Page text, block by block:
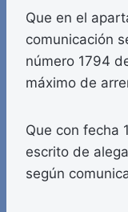
Que en el
comunicación
número 1794
máximo de
Que con fecha
escrito de
según